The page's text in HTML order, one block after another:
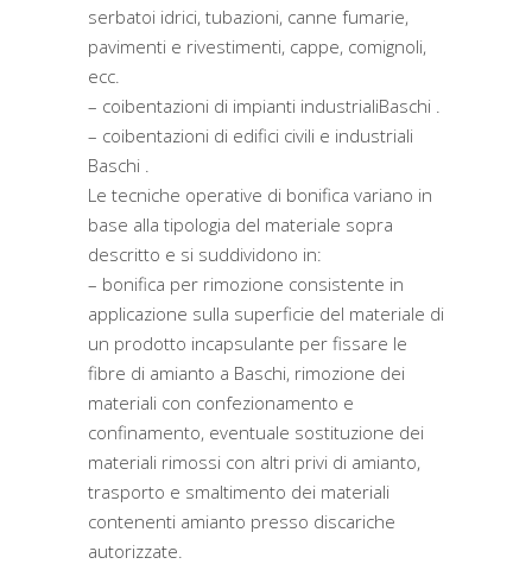
serbatoi idrici, tubazioni, canne fumarie,
pavimenti e rivestimenti, cappe, comignoli,
ecc.
– coibentazioni di impianti industrialiBaschi .
– coibentazioni di edifici civili e industriali
Baschi .
Le tecniche operative di bonifica variano in
base alla tipologia del materiale sopra
descritto e si suddividono in:
– bonifica per rimozione consistente in
applicazione sulla superficie del materiale di
un prodotto incapsulante per fissare le
fibre di amianto a Baschi, rimozione dei
materiali con confezionamento e
confinamento, eventuale sostituzione dei
materiali rimossi con altri privi di amianto,
trasporto e smaltimento dei materiali
contenenti amianto presso discariche
autorizzate.